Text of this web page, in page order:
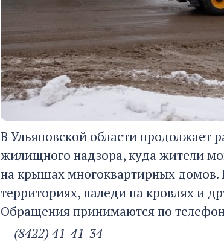
В Ульяновской области продолжает
жилищного надзора, куда жители
на крышах многоквартирных
территориях, наледи на кровлях и
Обращения принимаются по
— (8422) 41-41-34